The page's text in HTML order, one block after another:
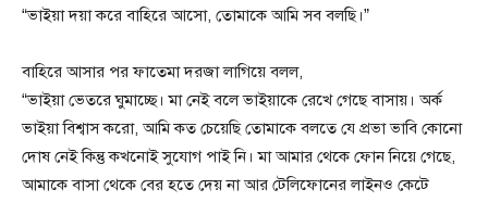
“ভাইয়া দয়া করে বাহিরে আসো, তোমাকে আমি সব বলছি।”
বাহিরে আসার পর ফাতেমা দরজা লাগিয়ে বলল,
“ভাইয়া ভেতরে ঘুমাচ্ছে। মা নেই বলে ভাইয়াকে রেখে গেছে বাসায়। অর্ক
ভাইয়া বিশ্বাস করো, আমি কত চেয়েছি তোমাকে বলতে যে প্রভা ভাবি কোনো
দোষ নেই কিন্তু কখনোই সুযোগ পাই নি। মা আমার থেকে ফোন নিয়ে গেছে,
আমাকে বাসা থেকে বের হতে দেয় না আর টেলিফোনের লাইনও কেটে